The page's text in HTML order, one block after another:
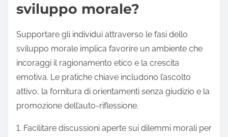
sviluppo morale?
Supportare gli individui attraverso le fasi dello
sviluppo morale implica favorire un ambiente che
incoraggi il ragionamento etico e la crescita
emotiva. Le pratiche chiave includono l’ascolto
attivo, la fornitura di orientamenti senza giudizio e la
promozione dell’auto-riflessione.
1. Facilitare discussioni aperte sui dilemmi morali per